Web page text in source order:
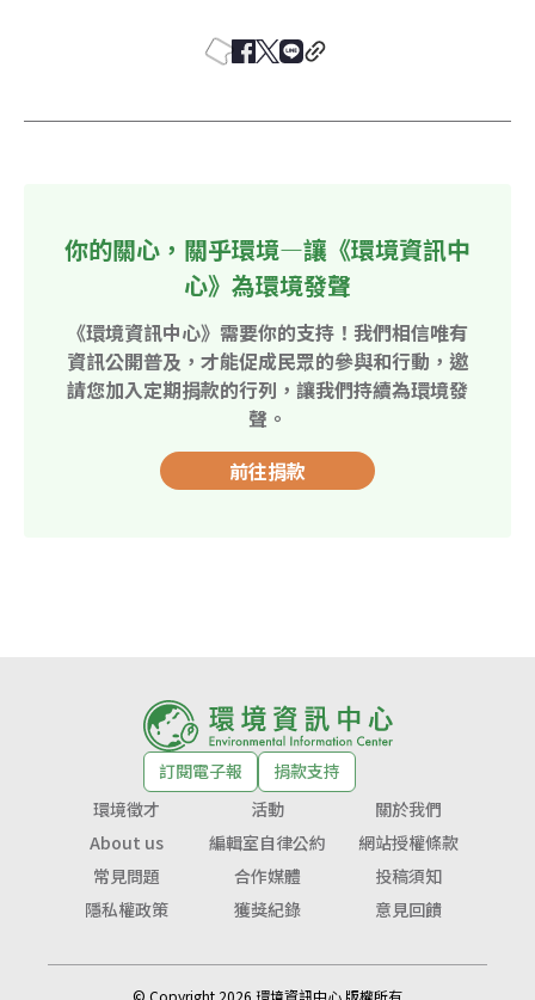
你的關心，關乎環境—讓《環境資訊中
心》為環境發聲
《環境資訊中心》需要你的支持！我們相信唯有
資訊公開普及，才能促成民眾的參與和行動，邀
請您加入定期捐款的行列，讓我們持續為環境發
聲。
前往捐款
訂閱電子報
捐款支持
環境徵才
活動
關於我們
About us
編輯室自律公約
網站授權條款
常見問題
合作媒體
投稿須知
隱私權政策
獲獎紀錄 意見回饋
© Copyright 2026 環境資訊中心 版權所有